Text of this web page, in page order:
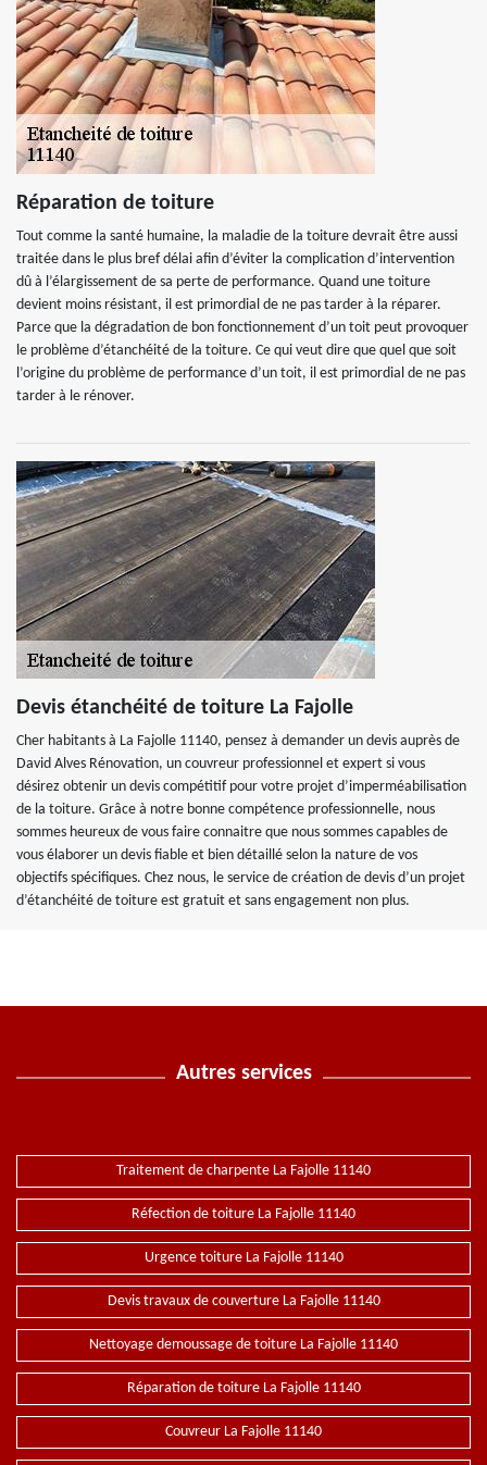
Réparation de toiture
Tout comme la santé humaine, la maladie de la toiture devrait être aussi
traitée dans le plus bref délai afin d’éviter la complication d’intervention
dû à l’élargissement de sa perte de performance. Quand une toiture
devient moins résistant, il est primordial de ne pas tarder à la réparer.
Parce que la dégradation de bon fonctionnement d’un toit peut provoquer
le problème d’étanchéité de la toiture. Ce qui veut dire que quel que soit
l’origine du problème de performance d’un toit, il est primordial de ne pas
tarder à le rénover.
Devis étanchéité de toiture La Fajolle
Cher habitants à La Fajolle 11140, pensez à demander un devis auprès de
David Alves Rénovation, un couvreur professionnel et expert si vous
désirez obtenir un devis compétitif pour votre projet d’imperméabilisation
de la toiture. Grâce à notre bonne compétence professionnelle, nous
sommes heureux de vous faire connaitre que nous sommes capables de
vous élaborer un devis fiable et bien détaillé selon la nature de vos
objectifs spécifiques. Chez nous, le service de création de devis d’un projet
d’étanchéité de toiture est gratuit et sans engagement non plus.
Autres services
Traitement de charpente La Fajolle 11140
Réfection de toiture La Fajolle 11140
Urgence toiture La Fajolle 11140
Devis travaux de couverture La Fajolle 11140
Nettoyage demoussage de toiture La Fajolle 11140
Réparation de toiture La Fajolle 11140
Couvreur La Fajolle 11140